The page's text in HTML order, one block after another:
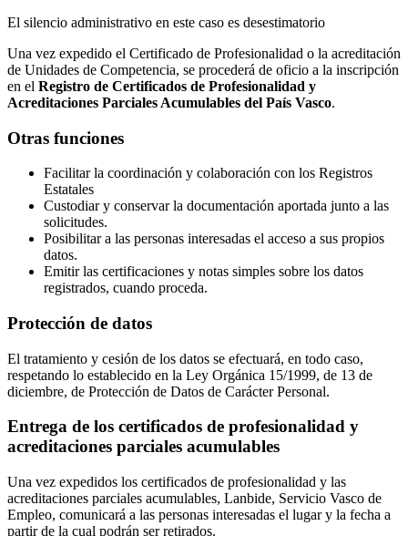
El silencio administrativo en este caso es desestimatorio
Una vez expedido el Certificado de Profesionalidad o la acreditación
de Unidades de Competencia, se procederá de oficio a la inscripción
en el Registro de Certificados de Profesionalidad y
Acreditaciones Parciales Acumulables del País Vasco.
Otras funciones
Facilitar la coordinación y colaboración con los Registros
Estatales
Custodiar y conservar la documentación aportada junto a las
solicitudes.
Posibilitar a las personas interesadas el acceso a sus propios
datos.
Emitir las certificaciones y notas simples sobre los datos
registrados, cuando proceda.
Protección de datos
El tratamiento y cesión de los datos se efectuará, en todo caso,
respetando lo establecido en la Ley Orgánica 15/1999, de 13 de
diciembre, de Protección de Datos de Carácter Personal.
Entrega de los certificados de profesionalidad y
acreditaciones parciales acumulables
Una vez expedidos los certificados de profesionalidad y las
acreditaciones parciales acumulables, Lanbide, Servicio Vasco de
Empleo, comunicará a las personas interesadas el lugar y la fecha a
partir de la cual podrán ser retirados.